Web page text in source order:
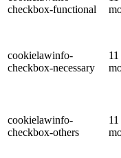
checkbox-functional
cookielawinfo-
checkbox-necessary
11
cookielawinfo-
checkbox-others
11